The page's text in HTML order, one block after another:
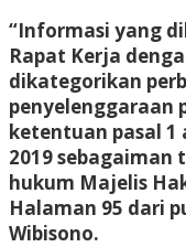
“Informasi yang
Rapat Kerja
dikategorikan
penyelenggaraan
ketentuan pasal 1
2019
hukum Majelis
Halaman 95 dari
Wibisono.